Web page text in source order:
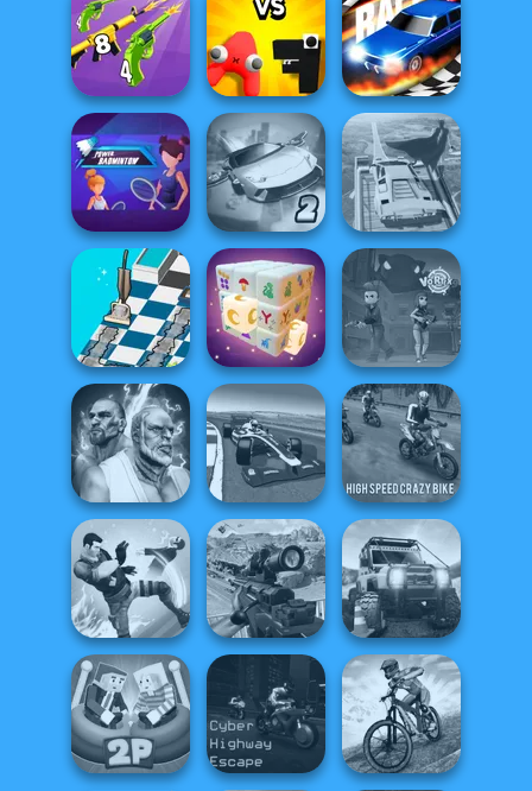
Rally Point 3
Train Drift
Boxing Gang
Stars
Drag Race 3D
Alphabet: Merge
And Fight
Merge 2048 Gun
Rush
Super Hero
Driving School
Ultimate Flying
Car 2
Power
Badminton
Vortex 9
Mystic Mahjong
Dusty Maze
Hunter
High Speed Crazy
Bike
Grand Extreme
Racing
Fighter Legends
Duo
Offroad Life 3D
Sniper Combat
3D
Gang Brawlers